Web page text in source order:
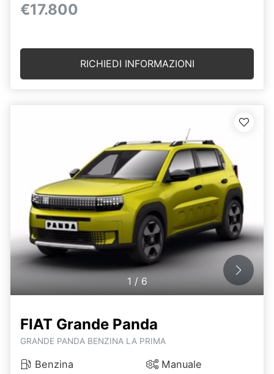
€17.800
RICHIEDI INFORMAZIONI
1 / 6
FIAT Grande Panda
GRANDE PANDA BENZINA LA PRIMA
Benzina
Manuale